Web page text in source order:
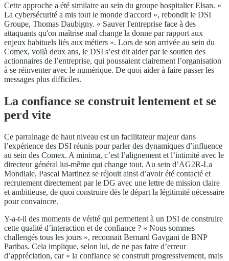
Cette approche a été similaire au sein du groupe hospitalier Elsan. «
La cybersécurité a mis tout le monde d'accord », rebondit le DSI
Groupe, Thomas Daubigny. « Sauver l'entreprise face à des
attaquants qu'on maîtrise mal change la donne par rapport aux
enjeux habituels liés aux métiers ». Lors de son arrivée au sein du
Comex, voilà deux ans, le DSI s’est dit aider par le soutien des
actionnaires de l’entreprise, qui poussaient clairement l’organisation
à se réinventer avec le numérique. De quoi aider à faire passer les
messages plus difficiles.
La confiance se construit lentement et se
perd vite
Ce parrainage de haut niveau est un facilitateur majeur dans
l’expérience des DSI réunis pour parler des dynamiques d’influence
au sein des Comex. A minima, c’est l’alignement et l’intimité avec le
directeur général lui-même qui change tout. Au sein d’AG2R-La
Mondiale, Pascal Martinez se réjouit ainsi d’avoir été contacté et
recrutement directement par le DG avec une lettre de mission claire
et ambitieuse, de quoi construire dès le départ la légitimité nécessaire
pour convaincre.
Y-a-t-il des moments de vérité qui permettent à un DSI de construire
cette qualité d’interaction et de confiance ? « Nous sommes
challengés tous les jours », reconnait Bernard Gavgani de BNP
Paribas. Cela implique, selon lui, de ne pas faire d’erreur
d’appréciation, car « la confiance se construit progressivement, mais